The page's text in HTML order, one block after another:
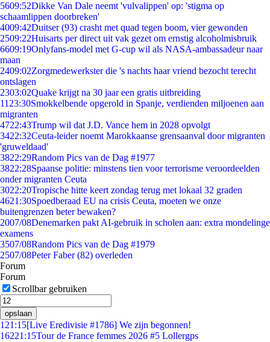
5609:52Dikke Van Dale neemt 'vulvalippen' op: 'stigma op
schaamlippen doorbreken'
4009:42Duitser (93) crasht met quad tegen boom, vier gewonden
2509:22Huisarts per direct uit vak gezet om ernstig alcoholmisbruik
6609:19Onlyfans-model met G-cup wil als NASA-ambassadeur naar
maan
2409:02Zorgmedewerkster die 's nachts haar vriend bezocht terecht
ontslagen
2303:02Quake krijgt na 30 jaar een gratis uitbreiding
11 23:30Smokkelbende opgerold in Spanje, verdienden miljoenen aan
migranten
4722:43Trump wil dat J.D. Vance hem in 2028 opvolgt
3422:32Ceuta-leider noemt Marokkaanse grensaanval door migranten
'gruweldaad'
3822:29Random Pics van de Dag #1977
3822:28Spaanse politie: minstens tien voor terrorisme veroordeelden
onder migranten Ceuta
3022:20Tropische hitte keert zondag terug met lokaal 32 graden
4621:30Spoedberaad EU na crisis Ceuta, moeten we onze
buitengrenzen beter bewaken?
2007/08Denemarken pakt AI-gebruik in scholen aan: extra mondelinge
examens
3507/08Random Pics van de Dag #1979
2507/08Peter Faber (82) overleden
Forum
Forum
Scrollbar gebruiken
opslaan
1 21:15[Live Eredivisie #1786] We zijn begonnen!
16221:15Tour de France femmes 2026 #5 Lollergps